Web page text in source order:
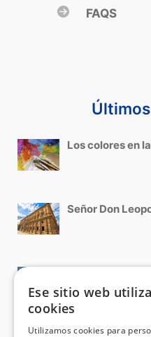
FAQS
Los colores en
Señor Don
Ese sitio web utiliza
cookies
Utilizamos cookies para